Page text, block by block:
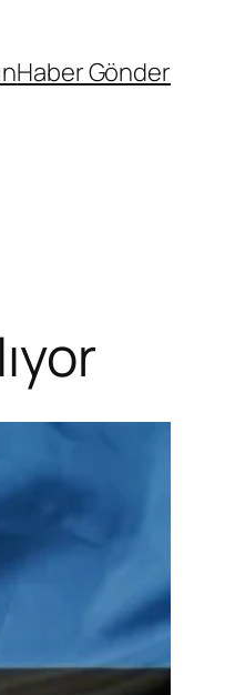
Haber Gönder